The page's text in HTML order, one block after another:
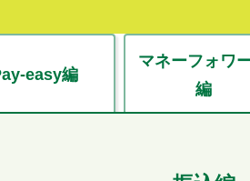
easy編
マネーフォワ
編